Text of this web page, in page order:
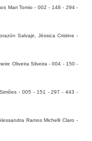
Mari Tomio - 002 - 148 - 294 -
Salvaje, Jéssica Cristine -
Oliveira Silveira - 004 - 150 -
- 005 - 151 - 297 - 443 -
Ramos Michelli Claro -